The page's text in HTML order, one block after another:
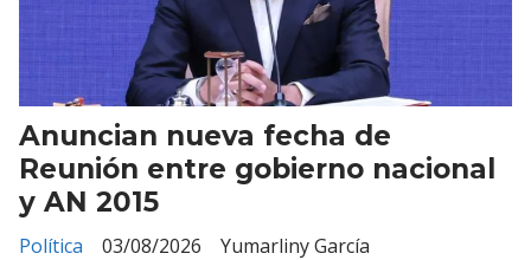
Anuncian nueva fecha de
Reunión entre gobierno nacional
y AN 2015
Yumarliny García
Política 03/08/2026